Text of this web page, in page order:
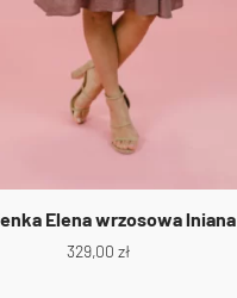
Elena wrzosowa lniana
329,00 zł